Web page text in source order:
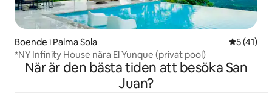
Boende i Palma Sola 5 av 5 i
5 (41)
*NY Infinity House nära El Yunque (privat pool)
När är den bästa tiden att besöka San
Juan?